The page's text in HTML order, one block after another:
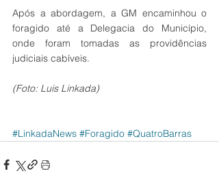
Após a abordagem, a GM encaminhou o
foragido até a Delegacia do Município,
onde foram tomadas as providências
judiciais cabíveis.
(Foto: Luis Linkada)
#LinkadaNews #Foragido #QuatroBarras